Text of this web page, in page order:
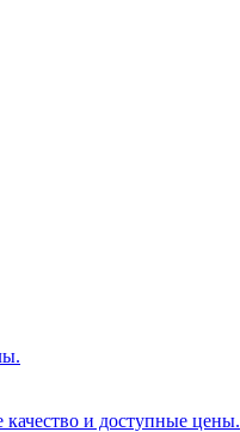
качество и доступные цены.